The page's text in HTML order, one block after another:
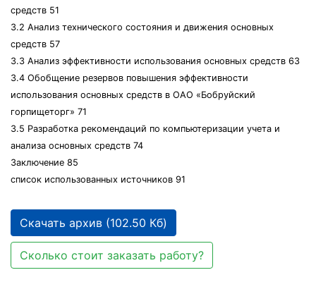
средств 51
3.2 Анализ технического состояния и движения основных
средств 57
3.3 Анализ эффективности использования основных средств 63
3.4 Обобщение резервов повышения эффективности
использования основных средств в ОАО «Бобруйский
горпищеторг» 71
3.5 Разработка рекомендаций по компьютеризации учета и
анализа основных средств 74
Заключение 85
список использованных источников 91
Скачать архив (102.50 Кб)
Сколько стоит заказать работу?